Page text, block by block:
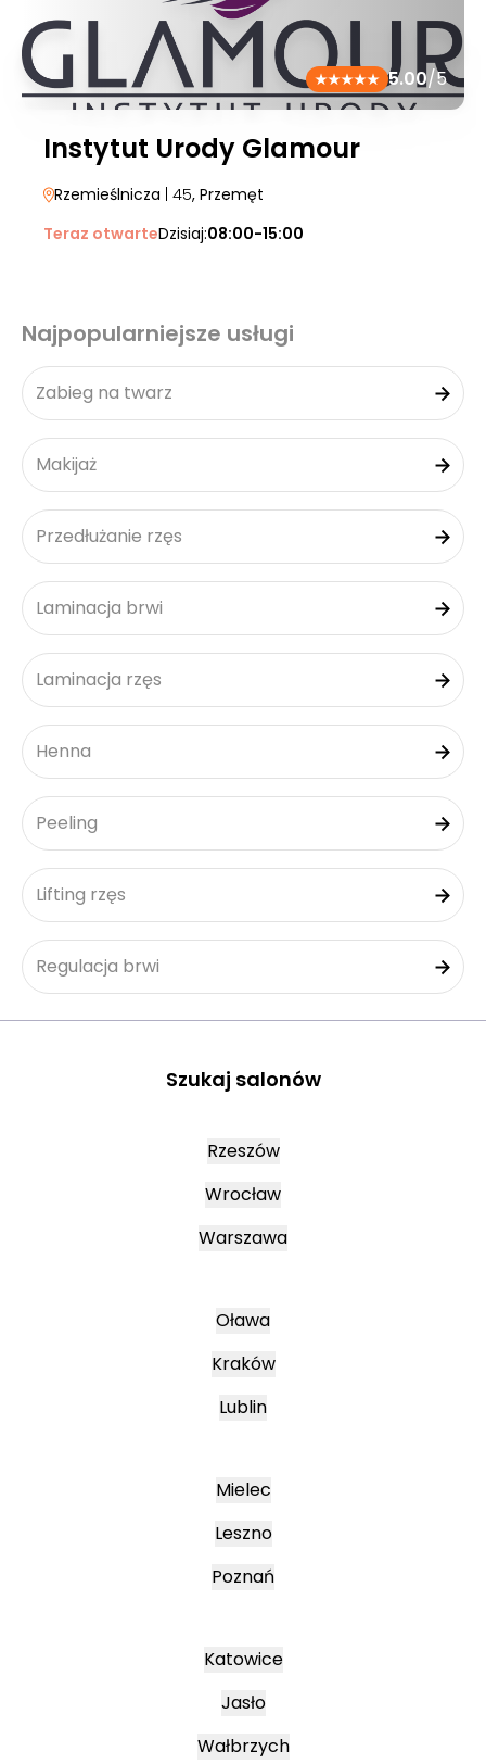
5.00/5
Instytut Urody Glamour
Rzemieślnicza | 45, Przemęt
Teraz otwarteDzisiaj:08:00-15:00
Najpopularniejsze usługi
Zabieg na twarz
Makijaż
Przedłużanie rzęs
Laminacja brwi
Laminacja rzęs
Henna
Peeling
Lifting rzęs
Regulacja brwi
Szukaj salonów
Rzeszów
Wrocław
Warszawa
Oława
Kraków
Lublin
Mielec
Leszno
Poznań
Katowice
Jasło
Wałbrzych